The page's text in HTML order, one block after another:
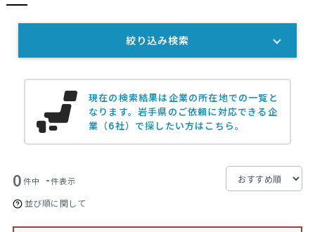
現在の検索結果は企業の所在地での一覧と
なります。岩手県のご依頼に対応できる企
業（6社）で探したい方はこちら。
0件中 -件表示
並び順に関して
絞り込み検索